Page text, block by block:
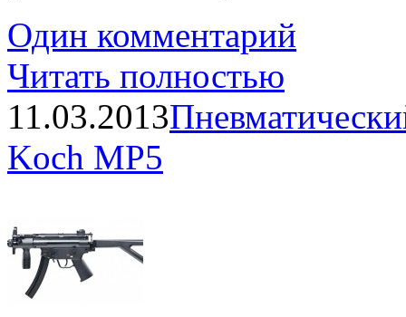
Один комментарий
Читать полностью
11.03.2013
Koch MP5